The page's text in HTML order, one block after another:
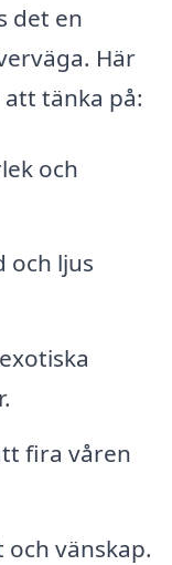
det en
Här
tänka på:
och
och ljus
fira våren
vänskap.